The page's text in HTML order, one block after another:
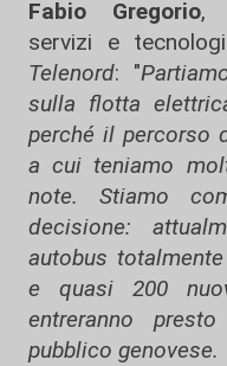
Fabio Gregorio,
servizi e
Telenord: "
sulla flotta
perché il percorso
a cui teniamo
note. Stiamo
decisione:
autobus
e quasi 200
entreranno
pubblico genovese.